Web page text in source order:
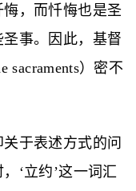
，而忏悔也是圣
事。因此，基督
sacraments）密不
于表述方式的问
‘立约’这一词汇